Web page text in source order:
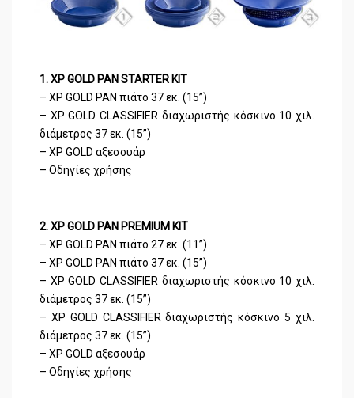
1. XP GOLD PAN STARTER KIT
– XP GOLD PAN πιάτο 37 εκ. (15’’)
– XP GOLD CLASSIFIER διαχωριστής κόσκινο 10 χιλ.
διάμετρος 37 εκ. (15’’)
– XP GOLD αξεσουάρ
– Οδηγίες χρήσης
2. XP GOLD PAN PREMIUM KIT
– XP GOLD PAN πιάτο 27 εκ. (11’’)
– XP GOLD PAN πιάτο 37 εκ. (15’’)
– XP GOLD CLASSIFIER διαχωριστής κόσκινο 10 χιλ.
διάμετρος 37 εκ. (15’’)
– XP GOLD CLASSIFIER διαχωριστής κόσκινο 5 χιλ.
διάμετρος 37 εκ. (15’’)
– XP GOLD αξεσουάρ
– Οδηγίες χρήσης